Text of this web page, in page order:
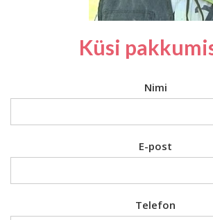
Küsi
Nimi
E-post
Telefon